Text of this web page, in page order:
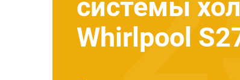
системы
Whirlpool